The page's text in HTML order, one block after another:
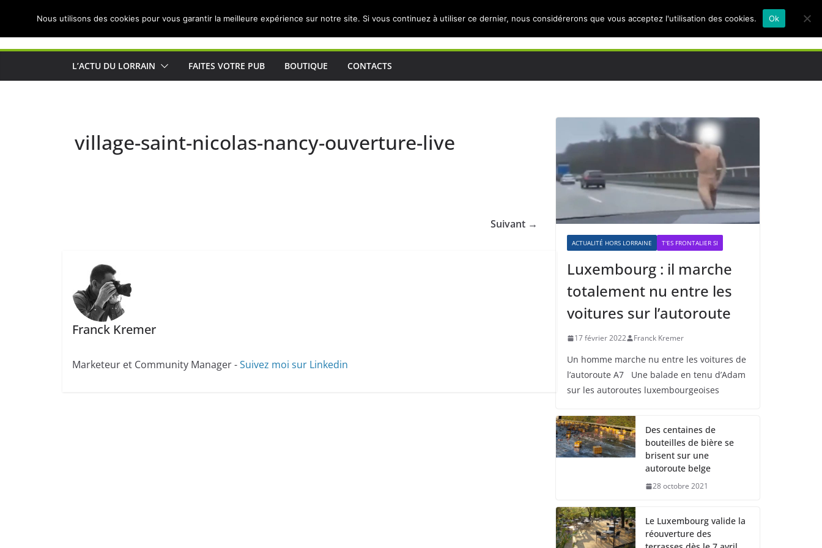
Actualités de Lorraine pour les Lorrains
L’ACTU DU LORRAIN FAITES VOTRE PUB BOUTIQUE CONTACTS
village-saint-nicolas-nancy-ouverture-live
Suivant →
Franck Kremer
Marketeur et Community Manager -Suivez moi sur Linkedin
ACTUALITÉ HORS LORRAINE T'ES FRONTALIER SI
Luxembourg : il marche
totalement nu entre les
voitures sur l’autoroute
17 février 2022 Franck Kremer
Un homme marche nu entre les voitures de
l’autoroute A7 Une balade en tenu d’Adam
sur les autoroutes luxembourgeoises
Des centaines de
bouteilles de bière se
brisent sur une
autoroute belge
28 octobre 2021
Le Luxembourg valide la
réouverture des
Nous utilisons des cookies pour vous garantir la meilleure expérience sur notre site. Si vous continuez à utiliser ce dernier, nous considérerons que vous acceptez l'utilisation des cookies. Ok